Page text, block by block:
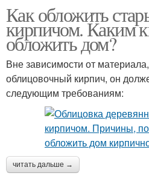
Как обложить
кирпичом. Каким
обложить дом?
Вне зависимости от
облицовочный кирпич, он
следующим требованиям:
читать дальше →